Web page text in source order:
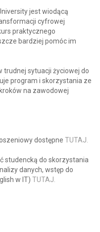
jest wiodącą
cyfrowej
praktycznego
bardziej pomóc im
trudnej sytuacji życiowej do
program i skorzystania ze
na zawodowej
dostępne TUTAJ.
studencką do skorzystania
danych, wstęp do
w IT) TUTAJ.